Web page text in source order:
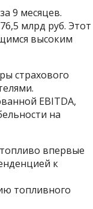
9 месяцев.
млрд руб. Этот
высоким
страхового
EBITDA,
на
впервые
к
топливного